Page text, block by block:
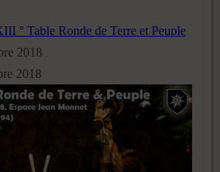
° Table Ronde de Terre et Peuple
2018
2018